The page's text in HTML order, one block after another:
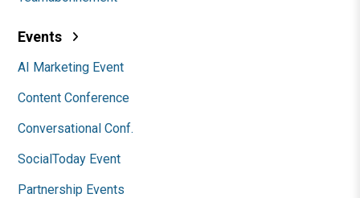
Events
AI Marketing Event
Content Conference
Conversational Conf.
SocialToday Event
Partnership Events